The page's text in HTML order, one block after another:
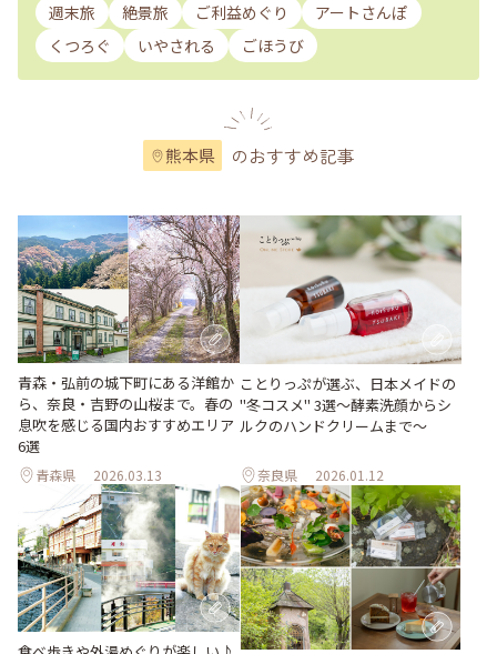
週末旅 絶景旅 ご利益めぐり
アートさんぽ
くつろぐ
いやされる ごほうび
熊本県 のおすすめ記事
青森・弘前の城下町にある洋館か
ら、奈良・吉野の山桜まで。春の
息吹を感じる国内おすすめエリア
6選
青森県 2026.03.13
ことりっぷが選ぶ、日本メイドの
"冬コスメ" 3選～酵素洗顔からシ
ルクのハンドクリームまで～
奈良県 2026.01.12